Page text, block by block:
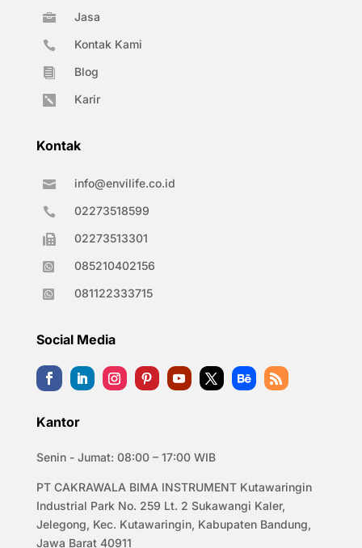
 Jasa
 Kontak Kami
 Blog
 Karir
Kontak
 info@envilife.co.id
 02273518599
 02273513301
 085210402156
 081122333715
Social Media
Kantor
Senin - Jumat: 08:00 – 17:00 WIB
PT CAKRAWALA BIMA INSTRUMENT Kutawaringin
Industrial Park No. 259 Lt. 2 Sukawangi Kaler,
Jelegong, Kec. Kutawaringin, Kabupaten Bandung,
Jawa Barat 40911